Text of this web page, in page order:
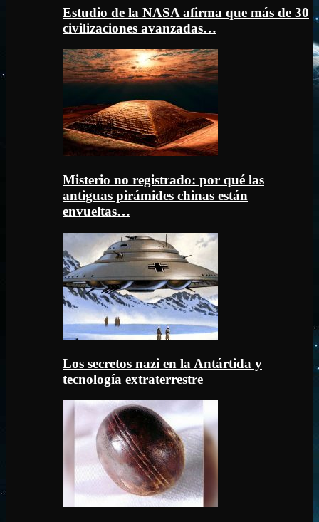
Estudio de la NASA afirma que más de 30
civilizaciones avanzadas…
Misterio no registrado: por qué las
antiguas pirámides chinas están
envueltas…
Los secretos nazi en la Antártida y
tecnología extraterrestre